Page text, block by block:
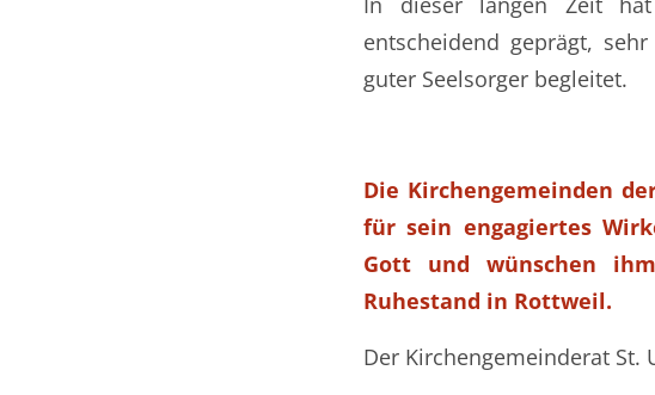
entscheidend geprägt,
guter Seelsorger begleitet.
Die Kirchengemeinden
für sein engagiertes
Gott und wünschen
Ruhestand in Rottweil.
Der Kirchengemeinderat St.